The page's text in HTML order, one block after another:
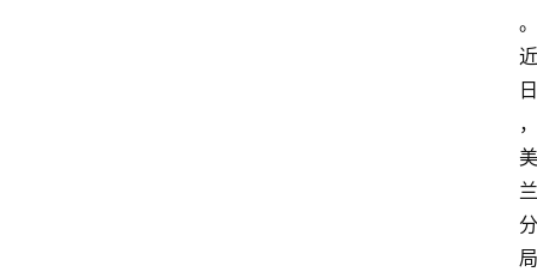
。
近
日
，
美
兰
分
局